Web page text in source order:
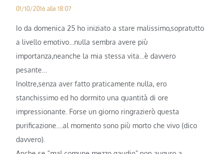
01/10/2016 alle 18:07
Io da domenica 25 ho iniziato a stare malissimo,sopratutto
a livello emotivo…nulla sembra avere più
importanza,neanche la mia stessa vita…è davvero
pesante…
Inoltre,senza aver fatto praticamente nulla, ero
stanchissimo ed ho dormito una quantità di ore
impressionante. Forse un giorno ringrazierò questa
purificazione….al momento sono più morto che vivo (dico
davvero).